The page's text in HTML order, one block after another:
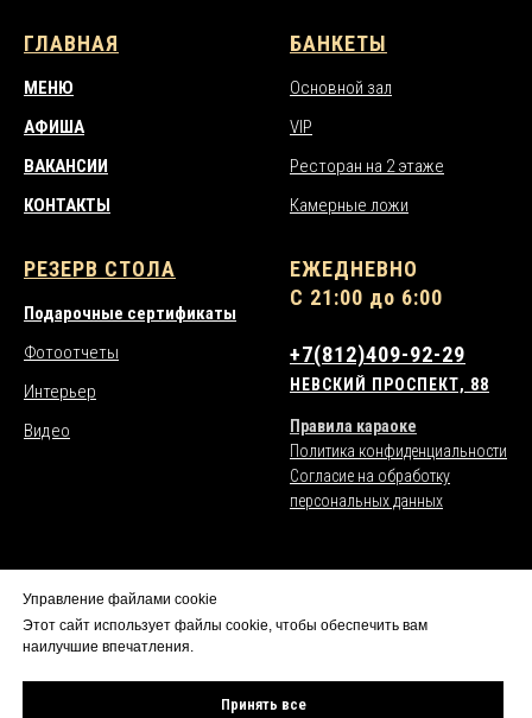
ГЛАВНАЯ
МЕНЮ
АФИША
ВАКАНСИИ
КОНТАКТЫ
БАНКЕТЫ
Основной зал
VIP
Ресторан на 2 этаже
Камерные ложи
РЕЗЕРВ СТОЛА
Подарочные сертификаты
Фотоотчеты
Интерьер
Видео
ЕЖЕДНЕВНО
С 21:00 до 6:00
+7(812)409-92-29
НЕВСКИЙ ПРОСПЕКТ, 88
Правила караоке
Политика конфиденциальности
Согласие на обработку
персональных данных
*действует депозитная система бронирования столов
*на входе действуют фейсконтроль и дресс-код
© СОПРАНО, 2026. Все права защищены
Управление файлами cookie
Этот сайт использует файлы cookie, чтобы обеспечить вам
наилучшие впечатления.
Принять все